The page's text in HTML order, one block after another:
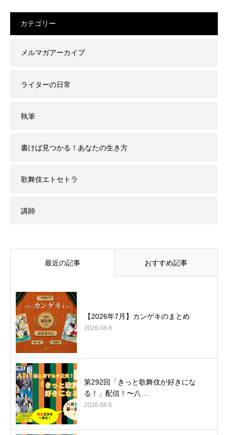
カテゴリー
メルマガアーカイブ
ライターの日常
執筆
書けば見つかる！あなたの生き方
歌舞伎エトセトラ
講師
最近の記事 おすすめ記事
【2026年7月】カンゲキのまとめ
2026.08.8
第292回「きっと歌舞伎が好きにな
る！」配信！〜八…
2026.08.6